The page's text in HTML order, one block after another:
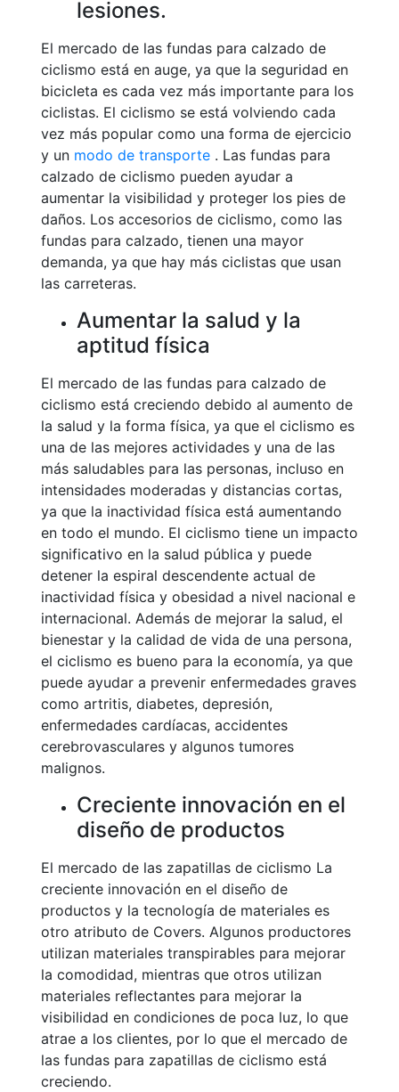
lesiones.
El mercado de las fundas para calzado de
ciclismo está en auge, ya que la seguridad en
bicicleta es cada vez más importante para los
ciclistas. El ciclismo se está volviendo cada
vez más popular como una forma de ejercicio
y un modo de transporte . Las fundas para
calzado de ciclismo pueden ayudar a
aumentar la visibilidad y proteger los pies de
daños. Los accesorios de ciclismo, como las
fundas para calzado, tienen una mayor
demanda, ya que hay más ciclistas que usan
las carreteras.
Aumentar la salud y la
aptitud física
El mercado de las fundas para calzado de
ciclismo está creciendo debido al aumento de
la salud y la forma física, ya que el ciclismo es
una de las mejores actividades y una de las
más saludables para las personas, incluso en
intensidades moderadas y distancias cortas,
ya que la inactividad física está aumentando
en todo el mundo. El ciclismo tiene un impacto
significativo en la salud pública y puede
detener la espiral descendente actual de
inactividad física y obesidad a nivel nacional e
internacional. Además de mejorar la salud, el
bienestar y la calidad de vida de una persona,
el ciclismo es bueno para la economía, ya que
puede ayudar a prevenir enfermedades graves
como artritis, diabetes, depresión,
enfermedades cardíacas, accidentes
cerebrovasculares y algunos tumores
malignos.
Creciente innovación en el
diseño de productos
El mercado de las zapatillas de ciclismo La
creciente innovación en el diseño de
productos y la tecnología de materiales es
otro atributo de Covers. Algunos productores
utilizan materiales transpirables para mejorar
la comodidad, mientras que otros utilizan
materiales reflectantes para mejorar la
visibilidad en condiciones de poca luz, lo que
atrae a los clientes, por lo que el mercado de
las fundas para zapatillas de ciclismo está
creciendo.